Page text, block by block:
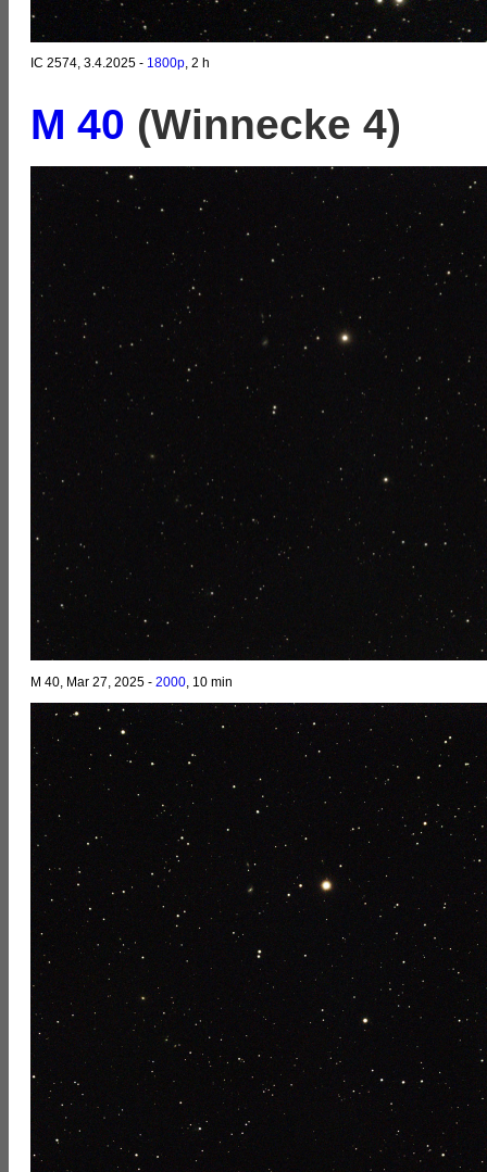
IC 2574, 3.4.2025 - 1800p , 2 h
M 40 (Winnecke 4)
M 40, Mar 27, 2025 - 2000 , 10 min